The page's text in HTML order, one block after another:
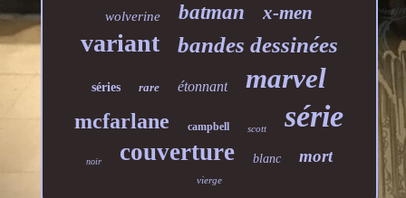
wolverine batman x-men
variant bandes dessinées
séries rare étonnant marvel
mcfarlane campbell scott série
noir couverture blanc mort
vierge